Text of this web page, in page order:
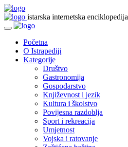
istarska internetska enciklopedija
Početna
O Istrapediji
Kategorije
Društvo
Gastronomija
Gospodarstvo
Književnost i jezik
Kultura i školstvo
Povijesna razdoblja
Sport i rekreacija
Umjetnost
Vojska i ratovanje